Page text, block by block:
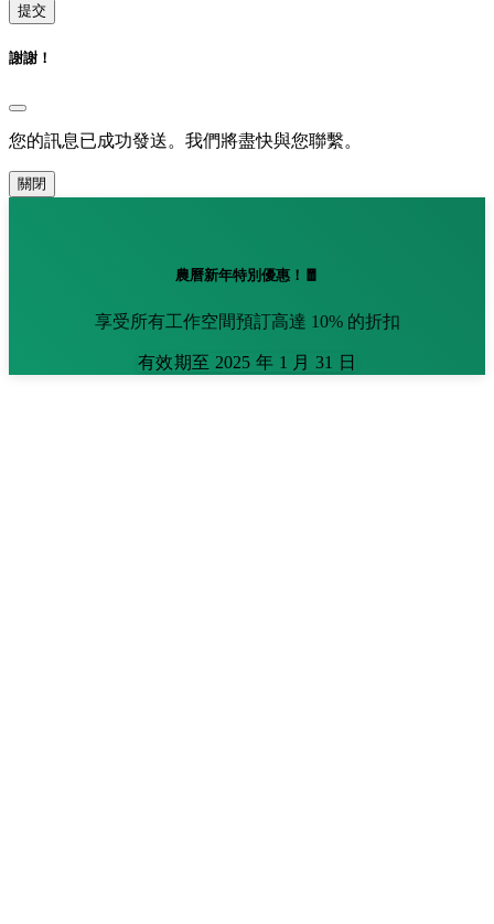
提交
謝謝！
您的訊息已成功發送。我們將盡快與您聯繫。
關閉
農曆新年特別優惠！🧧
享受所有工作空間預訂高達 10% 的折扣
有效期至 2025 年 1 月 31 日